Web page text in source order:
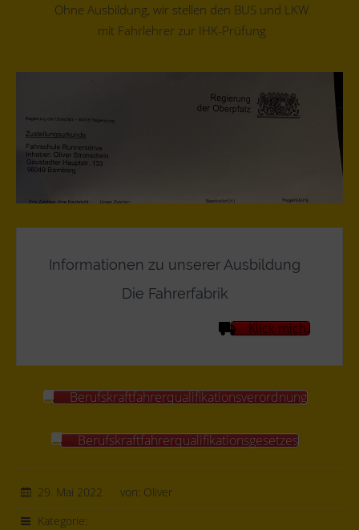
Ohne Ausbildung, wir stellen den BUS und LKW
mit Fahrlehrer zur IHK-Prüfung
Informationen zu unserer Ausbildung
Die Fahrerfabrik
Klick mich.
Berufskraftfahrerqualifikationsverordnung
Berufskraftfahrerqualifikationsgesetzes
29. Mai 2022
von: Oliver
Kategorie: